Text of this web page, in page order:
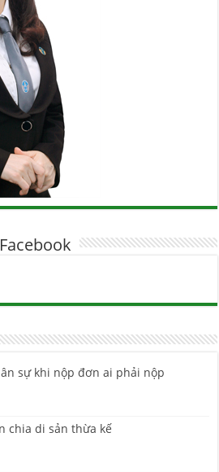
sự khi nộp đơn ai phải nộp
chia di sản thừa kế